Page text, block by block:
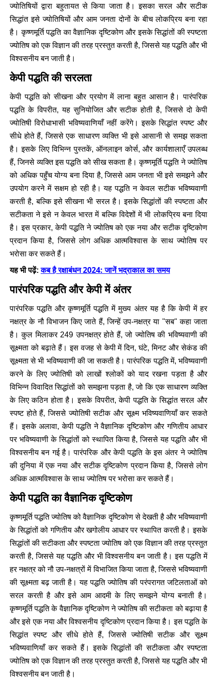
ज्योतिषियों द्वारा बहुतायत से किया जाता है। इसका सरल और सटीक
सिद्धांत इसे ज्योतिषियों और आम जनता दोनों के बीच लोकप्रिय बना रहा
है। कृष्णमूर्ति पद्धति का वैज्ञानिक दृष्टिकोण और इसके सिद्धांतों की स्पष्टता
ज्योतिष को एक विज्ञान की तरह प्रस्तुत करती है, जिससे यह पद्धति और भी
विश्वसनीय बन जाती है।
केपी पद्धति की सरलता
केपी पद्धति को सीखना और प्रयोग में लाना बहुत आसान है। पारंपरिक
पद्धति के विपरीत, यह सुनियोजित और सटीक होती है, जिससे दो केपी
ज्योतिषी विरोधाभासी भविष्यवाणियाँ नहीं करेंगे। इसके सिद्धांत स्पष्ट और
सीधे होते हैं, जिससे एक साधारण व्यक्ति भी इसे आसानी से समझ सकता
है। इसके लिए विभिन्न पुस्तकें, ऑनलाइन कोर्स, और कार्यशालाएँ उपलब्ध
हैं, जिनसे व्यक्ति इस पद्धति को सीख सकता है। कृष्णमूर्ति पद्धति ने ज्योतिष
को अधिक पहुँच योग्य बना दिया है, जिससे आम जनता भी इसे समझने और
उपयोग करने में सक्षम हो रही है। यह पद्धति न केवल सटीक भविष्यवाणी
करती है, बल्कि इसे सीखना भी सरल है। इसके सिद्धांतों की स्पष्टता और
सटीकता ने इसे न केवल भारत में बल्कि विदेशों में भी लोकप्रिय बना दिया
है। इस प्रकार, केपी पद्धति ने ज्योतिष को एक नया और सटीक दृष्टिकोण
प्रदान किया है, जिससे लोग अधिक आत्मविश्वास के साथ ज्योतिष पर
भरोसा कर सकते हैं।
यह भी पढ़ें:कब है रक्षाबंधन 2024: जानें भद्राकाल का समय
पारंपरिक पद्धति और केपी में अंतर
पारंपरिक पद्धति और कृष्णमूर्ति पद्धति में मुख्य अंतर यह है कि केपी में हर
नक्षत्र के नौ विभाजन किए जाते हैं, जिन्हें उप-नक्षत्र या "सब" कहा जाता
है। कुल मिलाकर 249 उपनक्षत्र होते हैं, जो ज्योतिष की भविष्यवाणी की
सूक्ष्मता को बढ़ाते हैं। इस वजह से केपी में दिन, घंटे, मिनट और सेकंड की
सूक्ष्मता से भी भविष्यवाणी की जा सकती है। पारंपरिक पद्धति में, भविष्यवाणी
करने के लिए ज्योतिषी को लाखों श्लोकों को याद रखना पड़ता है और
विभिन्न विवादित सिद्धांतों को समझना पड़ता है, जो कि एक साधारण व्यक्ति
के लिए कठिन होता है। इसके विपरीत, केपी पद्धति के सिद्धांत सरल और
स्पष्ट होते हैं, जिससे ज्योतिषी सटीक और सूक्ष्म भविष्यवाणियाँ कर सकते
हैं। इसके अलावा, केपी पद्धति ने वैज्ञानिक दृष्टिकोण और गणितीय आधार
पर भविष्यवाणी के सिद्धांतों को स्थापित किया है, जिससे यह पद्धति और भी
विश्वसनीय बन गई है। पारंपरिक और केपी पद्धति के इस अंतर ने ज्योतिष
की दुनिया में एक नया और सटीक दृष्टिकोण प्रदान किया है, जिससे लोग
अधिक आत्मविश्वास के साथ ज्योतिष पर भरोसा कर सकते हैं।
केपी पद्धति का वैज्ञानिक दृष्टिकोण
कृष्णमूर्ति पद्धति ज्योतिष को वैज्ञानिक दृष्टिकोण से देखती है और भविष्यवाणी
के सिद्धांतों को गणितीय और खगोलीय आधार पर स्थापित करती है। इसके
सिद्धांतों की सटीकता और स्पष्टता ज्योतिष को एक विज्ञान की तरह प्रस्तुत
करती है, जिससे यह पद्धति और भी विश्वसनीय बन जाती है। इस पद्धति में
हर नक्षत्र को नौ उप-नक्षत्रों में विभाजित किया जाता है, जिससे भविष्यवाणी
की सूक्ष्मता बढ़ जाती है। यह पद्धति ज्योतिष की परंपरागत जटिलताओं को
सरल करती है और इसे आम आदमी के लिए समझने योग्य बनाती है।
कृष्णमूर्ति पद्धति के वैज्ञानिक दृष्टिकोण ने ज्योतिष की सटीकता को बढ़ाया है
और इसे एक नया और विश्वसनीय दृष्टिकोण प्रदान किया है। इस पद्धति के
सिद्धांत स्पष्ट और सीधे होते हैं, जिससे ज्योतिषी सटीक और सूक्ष्म
भविष्यवाणियाँ कर सकते हैं। इसके सिद्धांतों की सटीकता और स्पष्टता
ज्योतिष को एक विज्ञान की तरह प्रस्तुत करती है, जिससे यह पद्धति और भी
विश्वसनीय बन जाती है।